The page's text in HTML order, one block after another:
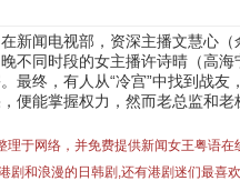
新闻电视部，资深主播文慧心
不同时段的女主播许诗晴（高
最终，有人从“冷宫”中找到战
便能掌握权力，然而老总监和
理于网络，并免费提供新闻女王粤语在
剧和浪漫的日韩剧,还有港剧迷们最